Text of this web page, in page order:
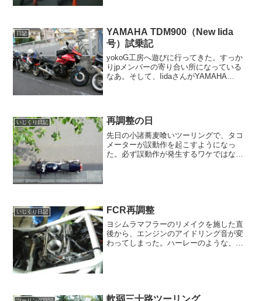
日記
YAMAHA TDM900（New Iida
号）試乗記
yokoG工房へ遊びに行ってきた。すっか
りjpメンバーの寄り合い所になっている
なあ。そして、IidaさんがYAMAHA
が違う...
いじくり日記 再調整の日
先日の小諸蕎麦喰いツーリングで、タコ
メーターが誤動作を起こすようになっ
た。必ず誤動作が発生するワケではな
いじくり日記 FCR再調整
ヨシムラマフラーのリメイクを施した直
後から、エンジンのアイドリング音が変
わってしまった。ハーレーのような、不